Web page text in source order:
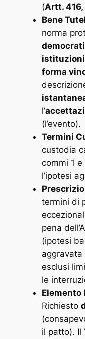
(Artt. 416,
Bene
norma
istituzioni
forma
l’
(l’evento).
Termini
custodia
commi 1
l’ipotesi
termini di
pena
(ipotesi
esclusi
le
Elemento
Richiesto
il patto). Il